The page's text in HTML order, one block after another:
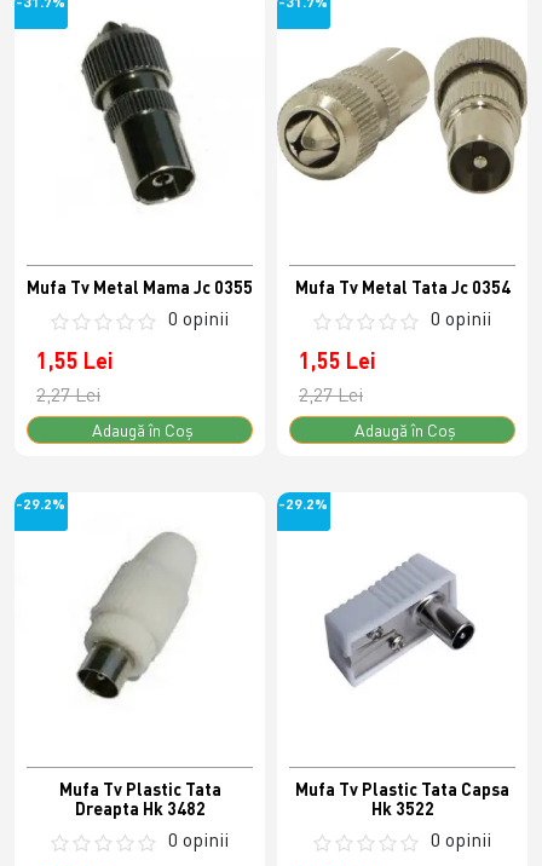
Mufa Tv Metal Mama Jc 0355
0 opinii
1,55 Lei
2,27 Lei
Adaugă în Coş
Mufa Tv Metal Tata Jc 0354
0 opinii
1,55 Lei
2,27 Lei
Adaugă în Coş
-29.2%
Mufa Tv Plastic Tata
Dreapta Hk 3482
0 opinii
-29.2%
Mufa Tv Plastic Tata Capsa
Hk 3522
0 opinii